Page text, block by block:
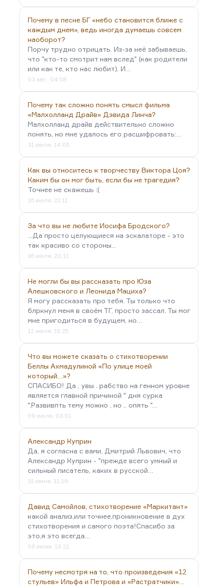
Почему в песне БГ «небо становится ближе с
каждым днем», ведь иногда думаешь совсем
наоборот?
Порчу трудно отрицать. Из-за неё забываешь,
что "кто-то смотрит нам вслед" (как родители
или как те, кто нас любит). И…
03 авг., 04:58
Почему так сложно понять смысл фильма
«Малхолланд Драйв» Дэвида Линча?
Малхолланд драйв действительно сложно
понять, но мне удалось его расшифровать:…
31 июля, 14:05
Как вы относитесь к творчеству Виктора Цоя?
Каким бы он мог быть, если бы не трагедия?
Точнее не скажешь :(
16 июля, 21:11
За что вы не любите Иосифа Бродского?
...Да просто целующиеся на эскалаторе - это
так красиво со стороны...
16 июля, 20:11
Не могли бы вы рассказать про Юза
Алешковского и Леонида Мациха?
Я могу рассказать про тебя. Ты только что
блркнул меня в своём ТГ, просто зассал. Ты мог
мне пригодиться в будущем, но…
12 июля, 15:25
Что вы можете сказать о стихотворении
Беллы Ахмадулиной «По улице моей
который…»?
СПАСИБО! Да , увы . рабство на генном уровне
является главной причиной " дня сурка
".Развивпть тему можно , но .. опять "…
09 июля, 03:01
Александр Куприн
Да, я согласна с вами, Дмитрий Львович, что
Александр Куприн - "прежде всего умный и
сильный писатель, каких в русской…
15 июня, 11:29
Давид Самойлов, стихотворение «Маркитант»
какой анализ,или точнее,проникновение в дух
стихотворения и самого поэта!Спасибо за
это,я это всегда…
06 июня, 19:21
Почему несмотря на то, что произведения «12
стульев» Ильфа и Петрова и «Растратчики»…